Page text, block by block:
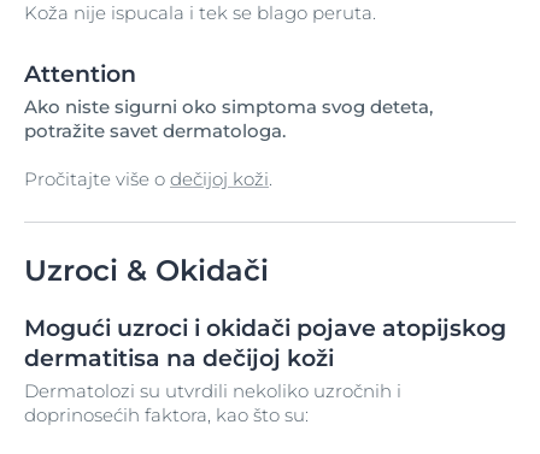
Koža nije ispucala i tek se blago peruta.
Attention
Ako niste sigurni oko simptoma svog deteta,
potražite savet dermatologa.
Pročitajte više o dečijoj koži.
Uzroci & Okidači
Mogući uzroci i okidači pojave atopijskog
dermatitisa na dečijoj koži
Dermatolozi su utvrdili nekoliko uzročnih i
doprinosećih faktora, kao što su: